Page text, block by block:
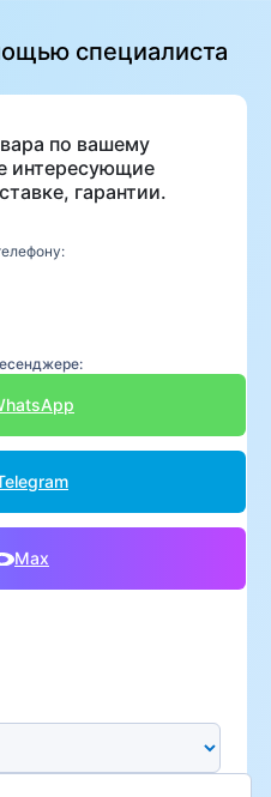
специалиста
по вашему
интересующие
гарантии.
Max
связи